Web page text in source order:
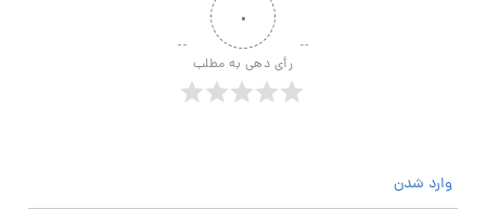
۰
رأی دهی به مطلب
وارد شدن